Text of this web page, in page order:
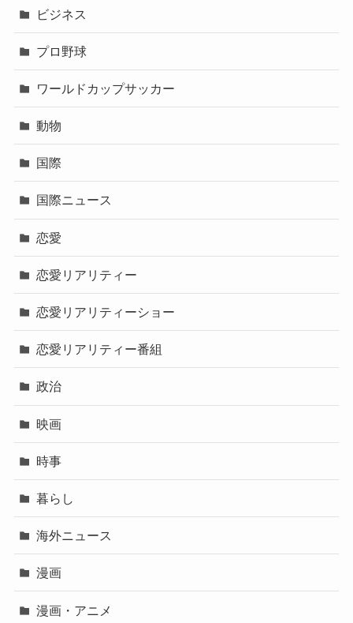
ビジネス
プロ野球
ワールドカップサッカー
動物
国際
国際ニュース
恋愛
恋愛リアリティー
恋愛リアリティーショー
恋愛リアリティー番組
政治
映画
時事
暮らし
海外ニュース
漫画
漫画・アニメ